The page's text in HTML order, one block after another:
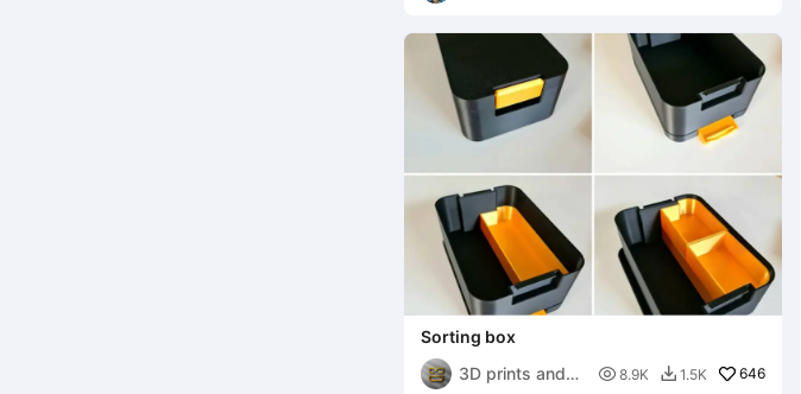
Sorting box
3D prints and
 8.9K  1.5K 646